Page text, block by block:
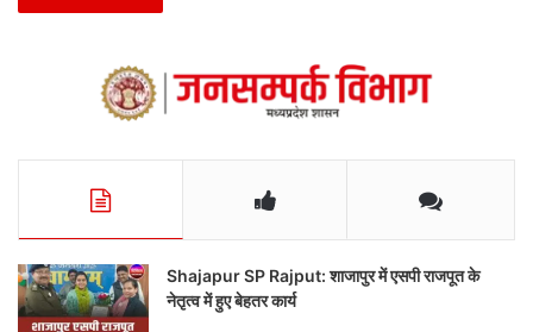
Shajapur SP Rajput: शाजापुर में एसपी राजपूत के
नेतृत्व में हुए बेहतर कार्य